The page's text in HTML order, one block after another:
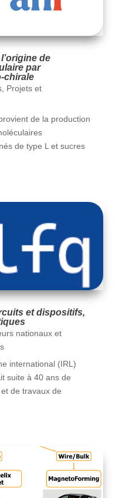
de
par
chirale
, Projets et
de la production
de type L et sucres
et dispositifs,
nationaux et
international (IRL)
suite à 40 ans de
de travaux de